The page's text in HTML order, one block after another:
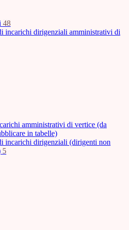
48
incarichi dirigenziali amministrativi di
amministrativi di vertice (da
in tabelle)
incarichi dirigenziali (dirigenti non
5